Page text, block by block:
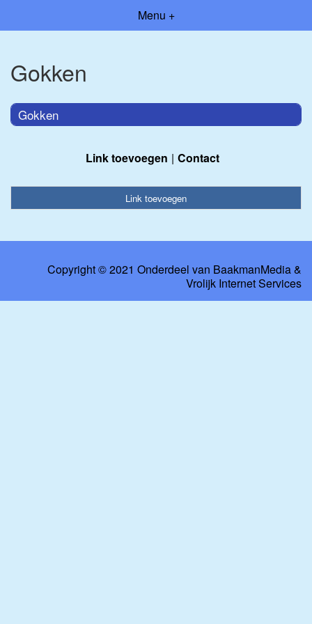
Menu +
Gokken
Gokken
Link toevoegen Contact
Link toevoegen
Copyright © 2021 Onderdeel van BaakmanMedia&
Vrolijk Internet Services